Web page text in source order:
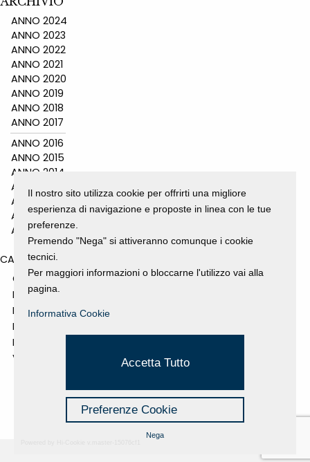
ANNO 2024
ANNO 2023
ANNO 2022
ANNO 2021
ANNO 2020
ANNO 2019
ANNO 2018
ANNO 2017
ANNO 2016
ANNO 2015
ANNO 2014
ANNO 2011
ANNO 2010
ANNO 2009
ANNO 2008
CATEGORIES
GALLERY
MOSTRE E EVENTI
NEWS
PROGETTI SOSTENUTI
RASSEGNA STAMPA
VIDEO
Il nostro sito utilizza cookie per offrirti una migliore
esperienza di navigazione e proposte in linea con le tue
preferenze.
Premendo "Nega" si attiveranno comunque i cookie
tecnici.
Per maggiori informazioni o bloccarne l'utilizzo vai alla
pagina.
Informativa Cookie
Accetta Tutto
Preferenze Cookie
Nega